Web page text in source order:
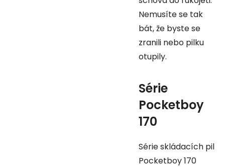
Nemusíte se tak
bát, že byste se
zranili nebo pilku
otupily.
Série
Pocketboy
170
Série skládacích pil
Pocketboy 170